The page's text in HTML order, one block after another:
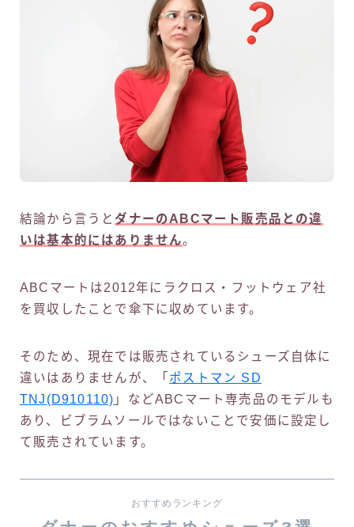
結論から言うと ダナーのABCマート販売品との違
いは基本的にはありません。
ABCマートは2012年にラクロス・フットウェア社
を買収したことで傘下に収めています。
そのため、現在では販売されているシューズ自体に
違いはありませんが、「 ポストマン SD
TNJ(D910110) 」などABCマート専売品のモデルも
あり、ビブラムソールではないことで安価に設定し
て販売されています。
おすすめランキング